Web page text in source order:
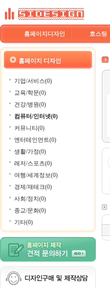
홈페이지디자인 호스팅
홈페이지 디자인
기업/서비스(0)
교육/학문(0)
건강/병원(0)
컴퓨터/인터넷(0)
커뮤니티(0)
엔터테인먼트(0)
생활/가정(0)
레저/스포츠(0)
여행/세계정보(0)
경제/재테크(0)
사회/정치(0)
종교/문화(0)
기타(0)